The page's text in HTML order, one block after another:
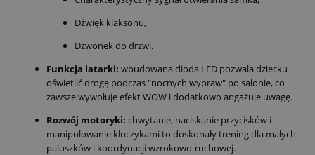
Dźwięk klaksonu,
Dzwonek do drzwi.
Funkcja latarki: wbudowana dioda LED pozwala dziecku
oświetlić drogę podczas "nocnych wypraw" po salonie, co
zawsze wywołuje efekt WOW i dodatkowo angażuje uwagę.
Rozwój motoryki: chwytanie, naciskanie przycisków i
manipulowanie kluczykami to doskonały trening dla małych
paluszków i koordynacji wzrokowo-ruchowej.